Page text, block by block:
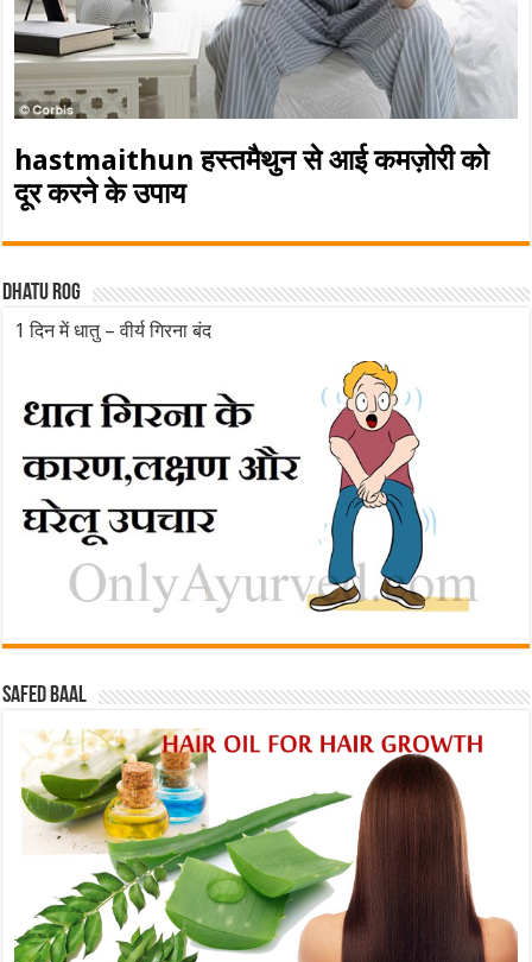
hastmaithun हस्तमैथुन से आई कमज़ोरी को
दूर करने के उपाय
Dhatu rog
1 दिन में धातु – वीर्य गिरना बंद
Safed baal